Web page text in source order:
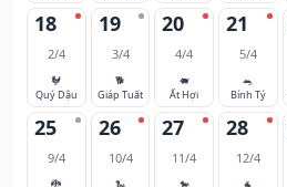
18
2/4
🐓
Quý Dậu
19
3/4
🐕
Giáp Tuất
20
4/4
🐖
Ất Hợi
21
5/4
🐀
Bính Tý
25
9/4
26
10/4
27
11/4
28
12/4